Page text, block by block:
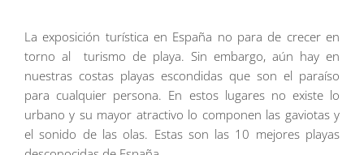
La exposición turística en España no para de crecer en
torno al turismo de playa. Sin embargo, aún hay en
nuestras costas playas escondidas que son el paraíso
para cualquier persona. En estos lugares no existe lo
urbano y su mayor atractivo lo componen las gaviotas y
el sonido de las olas. Estas son las 10 mejores playas